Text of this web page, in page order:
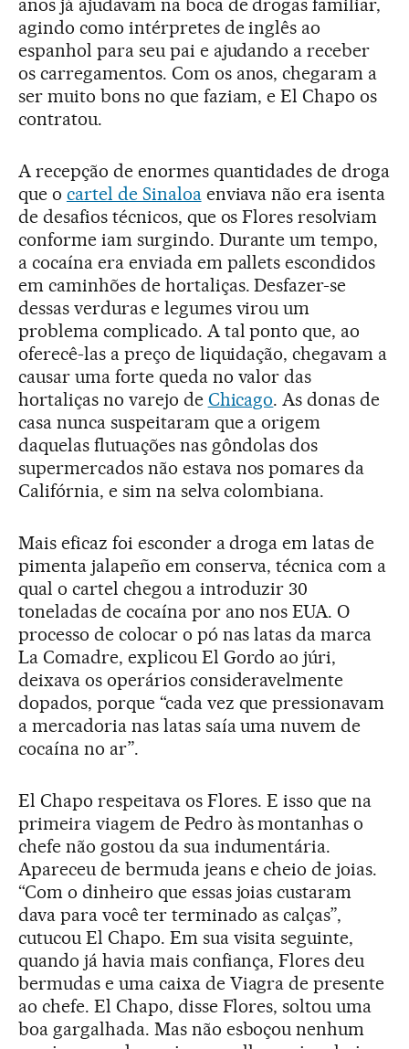
anos já ajudavam na boca de drogas familiar,
agindo como intérpretes de inglês ao
espanhol para seu pai e ajudando a receber
os carregamentos. Com os anos, chegaram a
ser muito bons no que faziam, e El Chapo os
contratou.
A recepção de enormes quantidades de droga
que o cartel de Sinaloaenviava não era isenta
de desafios técnicos, que os Flores resolviam
conforme iam surgindo. Durante um tempo,
a cocaína era enviada em pallets escondidos
em caminhões de hortaliças. Desfazer-se
dessas verduras e legumes virou um
problema complicado. A tal ponto que, ao
oferecê-las a preço de liquidação, chegavam a
causar uma forte queda no valor das
hortaliças no varejo de Chicago. As donas de
casa nunca suspeitaram que a origem
daquelas flutuações nas gôndolas dos
supermercados não estava nos pomares da
Califórnia, e sim na selva colombiana.
Mais eficaz foi esconder a droga em latas de
pimenta jalapeño em conserva, técnica com a
qual o cartel chegou a introduzir 30
toneladas de cocaína por ano nos EUA. O
processo de colocar o pó nas latas da marca
La Comadre, explicou El Gordo ao júri,
deixava os operários consideravelmente
dopados, porque “cada vez que pressionavam
a mercadoria nas latas saía uma nuvem de
cocaína no ar”.
El Chapo respeitava os Flores. E isso que na
primeira viagem de Pedro às montanhas o
chefe não gostou da sua indumentária.
Apareceu de bermuda jeans e cheio de joias.
“Com o dinheiro que essas joias custaram
dava para você ter terminado as calças”,
cutucou El Chapo. Em sua visita seguinte,
quando já havia mais confiança, Flores deu
bermudas e uma caixa de Viagra de presente
ao chefe. El Chapo, disse Flores, soltou uma
boa gargalhada. Mas não esboçou nenhum